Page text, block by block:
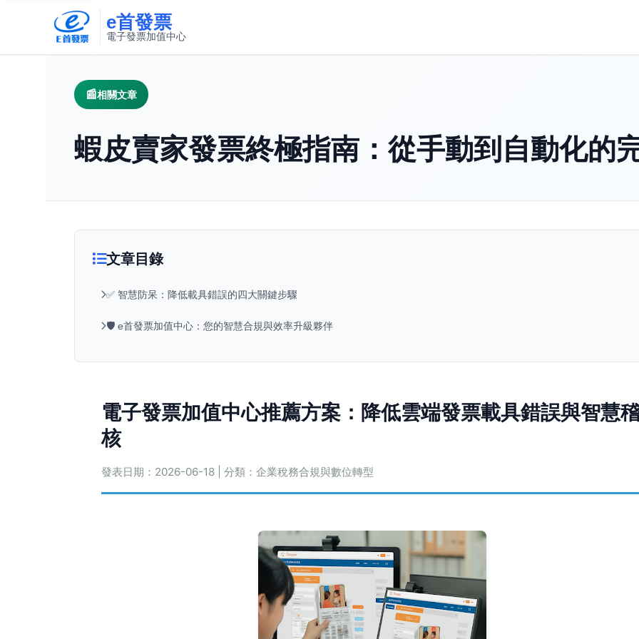
e首發票
電子發票加值中心
相關文章
蝦皮賣家發票終極指南：從手動到自動化的
文章目錄
✅ 智慧防呆：降低載具錯誤的四大關鍵步驟
🛡️ e首發票加值中心：您的智慧合規與效率升級夥伴
電子發票加值中心推薦方案：降低雲端發票載具錯誤與智慧
核
發表日期：2026-06-18 | 分類：企業稅務合規與數位轉型